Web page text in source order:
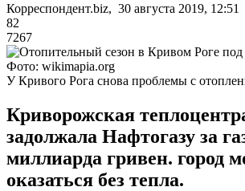
Корреспондент.biz, 30 августа 2019, 12:51
82
7267
Фото: wikimapia.org
У Кривого Рога снова проблемы с
Криворожская
задолжала Нафтогазу за
миллиарда гривен. город
оказаться без тепла.